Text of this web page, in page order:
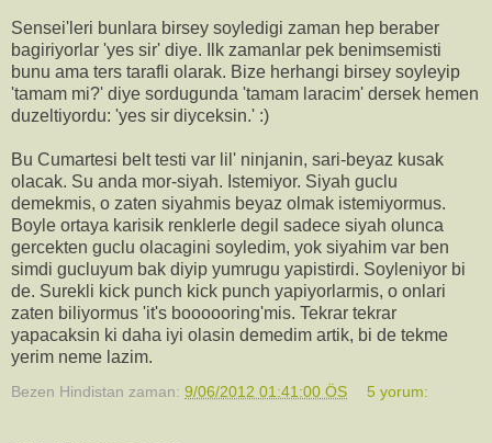
Sensei'leri bunlara birsey soyledigi zaman hep beraber
bagiriyorlar 'yes sir' diye. Ilk zamanlar pek benimsemisti
bunu ama ters tarafli olarak. Bize herhangi birsey soyleyip
'tamam mi?' diye sordugunda 'tamam laracim' dersek hemen
duzeltiyordu: 'yes sir diyceksin.' :)
Bu Cumartesi belt testi var lil' ninjanin, sari-beyaz kusak
olacak. Su anda mor-siyah. Istemiyor. Siyah guclu
demekmis, o zaten siyahmis beyaz olmak istemiyormus.
Boyle ortaya karisik renklerle degil sadece siyah olunca
gercekten guclu olacagini soyledim, yok siyahim var ben
simdi gucluyum bak diyip yumrugu yapistirdi. Soyleniyor bi
de. Surekli kick punch kick punch yapiyorlarmis, o onlari
zaten biliyormus 'it's boooooring'mis. Tekrar tekrar
yapacaksin ki daha iyi olasin demedim artik, bi de tekme
yerim neme lazim.
Bezen Hindistan zaman: 9/06/2012 01:41:00 ÖS 5 yorum: